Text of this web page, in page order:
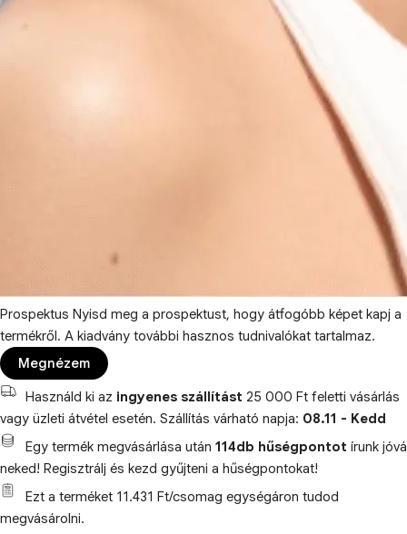
Prospektus Nyisd meg a prospektust, hogy átfogóbb képet kapj a
termékről. A kiadvány további hasznos tudnivalókat tartalmaz.
Megnézem
Használd ki az ingyenes szállítást 25 000 Ft feletti vásárlás
vagy üzleti átvétel esetén. Szállítás várható napja: 08.11 - Kedd
Egy termék megvásárlása után 114db hűségpontot írunk jóvá
neked! Regisztrálj és kezd gyűjteni a hűségpontokat!
Ezt a terméket 11.431 Ft/csomag egységáron tudod
megvásárolni.